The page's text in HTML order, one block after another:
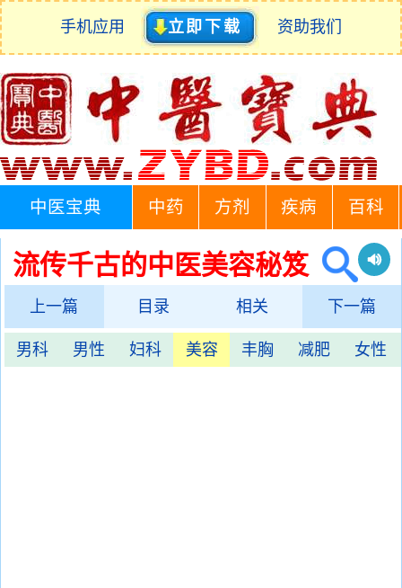
手机应用 立即下载 资助我们
中医宝典 中药 方剂 疾病 百科
流传千古的中医美容秘笈
上一篇 目录 相关 下一篇
男科 男性 妇科 美容 丰胸 减肥 女性